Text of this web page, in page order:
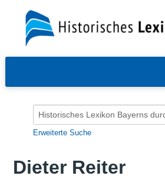
Erweiterte Suche
Dieter Reiter